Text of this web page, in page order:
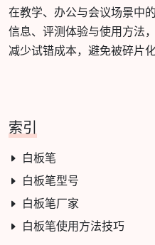
在教学、办公与会议场景中
信息、评测体验与使用方法
减少试错成本，避免被碎片
索引
白板笔
白板笔型号
白板笔厂家
白板笔使用方法技巧